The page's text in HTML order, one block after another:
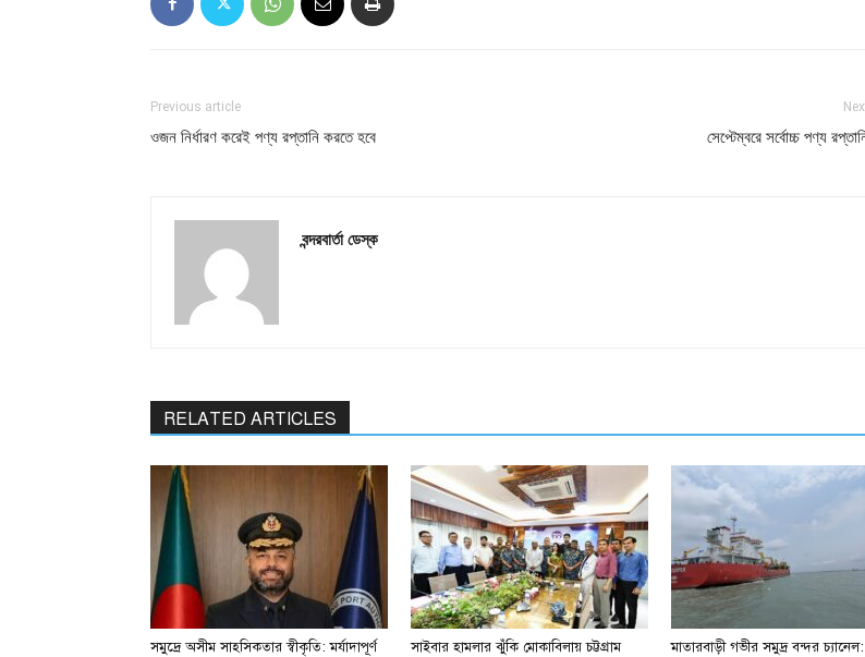
Previous article
ওজন নির্ধারণ করেই পণ্য রপ্তানি করতে হবে সেপ্টেম্বরে সর্বোচ্চ পণ্য
বন্দরবার্তা ডেস্ক
RELATED ARTICLES
সমুদ্রে অসীম সাহসিকতার স্বীকৃতি: মর্যাদাপূর্ণ
সাইবার হামলার ঝুঁকি মোকাবিলায় চট্টগ্রাম
মাতারবাড়ী গভীর সমুদ্র বন্দর